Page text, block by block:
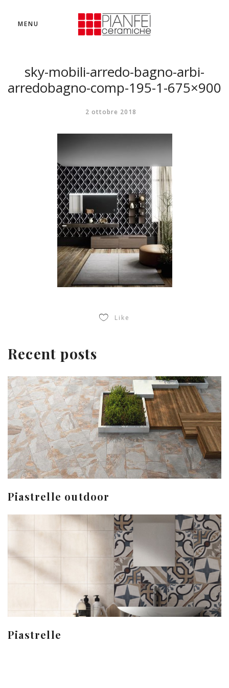
MENU
sky-mobili-arredo-bagno-arbi-
arredobagno-comp-195-1-675×900
2 ottobre 2018
Like
Recent posts
Piastrelle outdoor
Piastrelle